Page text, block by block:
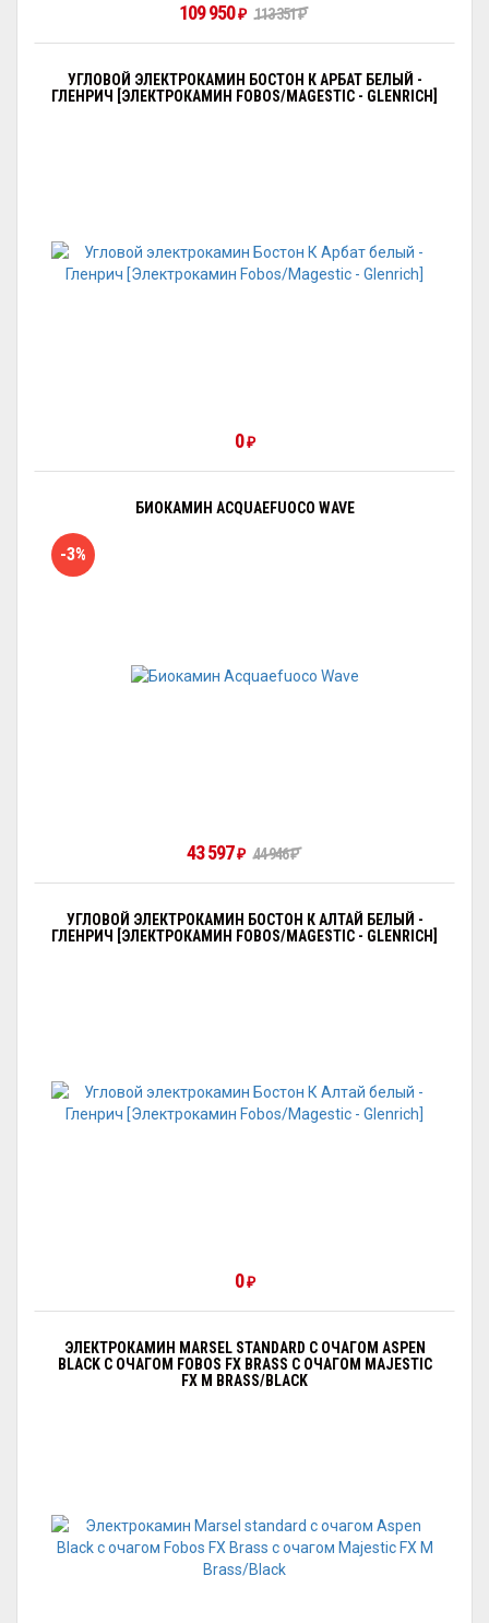
109 950₽ 113 351₽
УГЛОВОЙ ЭЛЕКТРОКАМИН БОСТОН К АРБАТ БЕЛЫЙ -
ГЛЕНРИЧ [ЭЛЕКТРОКАМИН FOBOS/MAGESTIC - GLENRICH]
0₽
БИОКАМИН ACQUAEFUOCO WAVE
-3%
43 597₽ 44 946₽
УГЛОВОЙ ЭЛЕКТРОКАМИН БОСТОН К АЛТАЙ БЕЛЫЙ -
ГЛЕНРИЧ [ЭЛЕКТРОКАМИН FOBOS/MAGESTIC - GLENRICH]
0₽
ЭЛЕКТРОКАМИН MARSEL STANDARD С ОЧАГОМ АSPEN
BLACK С ОЧАГОМ FOBOS FX BRASS С ОЧАГОМ MAJESTIC
FX M BRASS/BLACK